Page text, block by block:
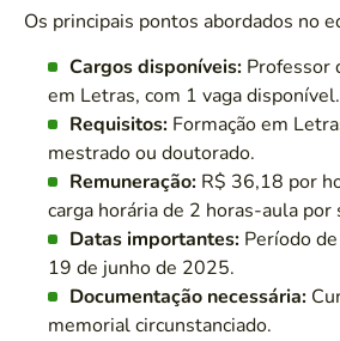
Os principais pontos abordados no
Cargos disponíveis: Professor
em Letras, com 1 vaga disponível.
Requisitos: Formação em
mestrado ou doutorado.
Remuneração: R$ 36,18 por
carga horária de 2 horas-aula por
Datas importantes: Período
19 de junho de 2025.
Documentação necessária:
memorial circunstanciado.